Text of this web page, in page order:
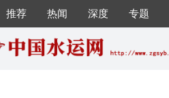
推荐 热闻 深度 专题